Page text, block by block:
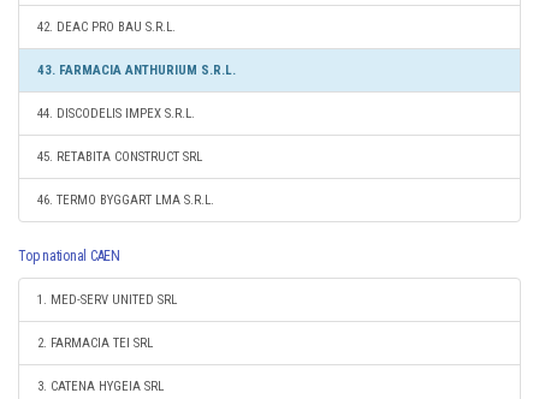
42. DEAC PRO BAU S.R.L.
43. FARMACIA ANTHURIUM S.R.L.
44. DISCODELIS IMPEX S.R.L.
45. RETABITA CONSTRUCT SRL
46. TERMO BYGGART LMA S.R.L.
Top national CAEN
1. MED-SERV UNITED SRL
2. FARMACIA TEI SRL
3. CATENA HYGEIA SRL